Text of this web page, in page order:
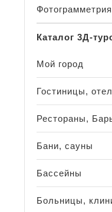
Фотограмметрия
Каталог 3Д-
Мой город
Гостиницы,
Рестораны,
Бани, сауны
Бассейны
Больницы,